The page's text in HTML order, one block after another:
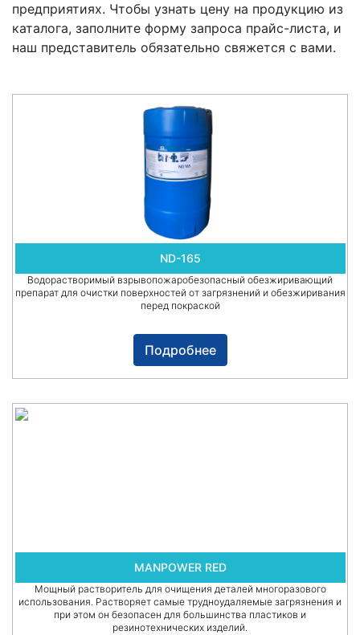
предприятиях. Чтобы узнать цену на продукцию из
каталога, заполните форму запроса прайс-листа, и
наш представитель обязательно свяжется с вами.
ND-165
Водорастворимый взрывопожаробезопасный обезжиривающий
препарат для очистки поверхностей от загрязнений и обезжиривания
перед покраской
Подробнее
MANPOWER RED
Мощный растворитель для очищения деталей многоразового
использования. Растворяет самые трудноудаляемые загрязнения и
при этом он безопасен для большинства пластиков и
резинотехнических изделий.